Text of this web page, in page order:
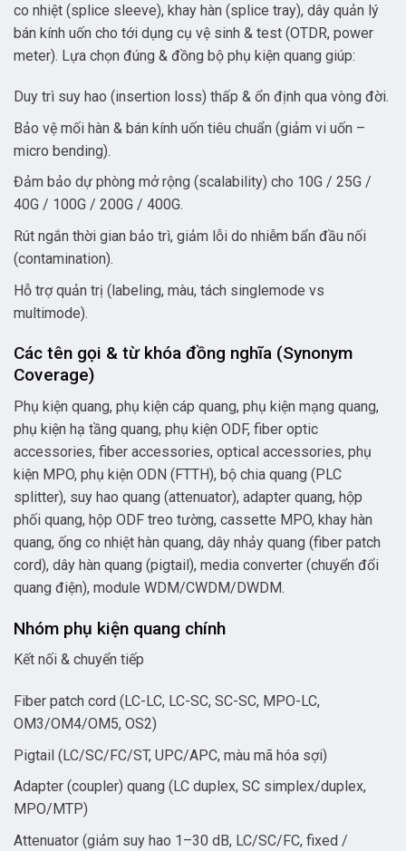
co nhiệt (splice sleeve), khay hàn (splice tray), dây quản lý
bán kính uốn cho tới dụng cụ vệ sinh & test (OTDR, power
meter). Lựa chọn đúng & đồng bộ phụ kiện quang giúp:
Duy trì suy hao (insertion loss) thấp & ổn định qua vòng đời.
Bảo vệ mối hàn & bán kính uốn tiêu chuẩn (giảm vi uốn –
micro bending).
Đảm bảo dự phòng mở rộng (scalability) cho 10G / 25G /
40G / 100G / 200G / 400G.
Rút ngắn thời gian bảo trì, giảm lỗi do nhiễm bẩn đầu nối
(contamination).
Hỗ trợ quản trị (labeling, màu, tách singlemode vs
multimode).
Các tên gọi & từ khóa đồng nghĩa (Synonym
Coverage)
Phụ kiện quang, phụ kiện cáp quang, phụ kiện mạng quang,
phụ kiện hạ tầng quang, phụ kiện ODF, fiber optic
accessories, fiber accessories, optical accessories, phụ
kiện MPO, phụ kiện ODN (FTTH), bộ chia quang (PLC
splitter), suy hao quang (attenuator), adapter quang, hộp
phối quang, hộp ODF treo tường, cassette MPO, khay hàn
quang, ống co nhiệt hàn quang, dây nhảy quang (fiber patch
cord), dây hàn quang (pigtail), media converter (chuyển đổi
quang điện), module WDM/CWDM/DWDM.
Nhóm phụ kiện quang chính
Kết nối & chuyển tiếp
Fiber patch cord (LC-LC, LC-SC, SC-SC, MPO-LC,
OM3/OM4/OM5, OS2)
Pigtail (LC/SC/FC/ST, UPC/APC, màu mã hóa sợi)
Adapter (coupler) quang (LC duplex, SC simplex/duplex,
MPO/MTP)
Attenuator (giảm suy hao 1–30 dB, LC/SC/FC, fixed /